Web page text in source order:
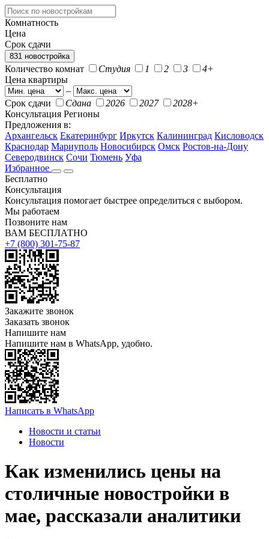
Комнатность
Цена
Срок сдачи
831 новостройка
Количество комнат Студия 1 2 3
4+
Цена квартиры
–
Срок сдачи
Сдана 2026 2027
2028+
Консультация Регионы
Предложения в:
Архангельск Екатеринбург Иркутск Калининград Кисловодск
Краснодар Мариуполь Новосибирск Омск Ростов-на-Дону
Северодвинск Сочи Тюмень Уфа
Избранное
Бесплатно
Консультация
Консультация помогает быстрее определиться с выбором.
Мы работаем
Позвоните нам
ВАМ БЕСПЛАТНО
+7 (800) 301-75-87
Закажите звонок
Заказать звонок
Напишите нам
Напишите нам в WhatsApp, удобно.
Написать в WhatsApp
Новости и статьи
Новости
Как изменились цены на
столичные новостройки в
мае, рассказали аналитики